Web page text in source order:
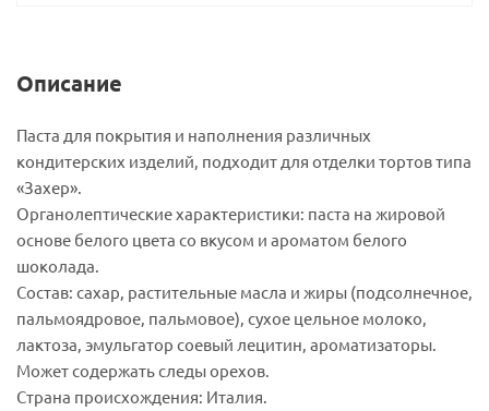
Описание
Паста для покрытия и наполнения различных
кондитерских изделий, подходит для отделки тортов типа
«Захер».
Органолептические характеристики: паста на жировой
основе белого цвета со вкусом и ароматом белого
шоколада.
Состав: сахар, растительные масла и жиры (подсолнечное,
пальмоядровое, пальмовое), сухое цельное молоко,
лактоза, эмульгатор соевый лецитин, ароматизаторы.
Может содержать следы орехов.
Страна происхождения: Италия.